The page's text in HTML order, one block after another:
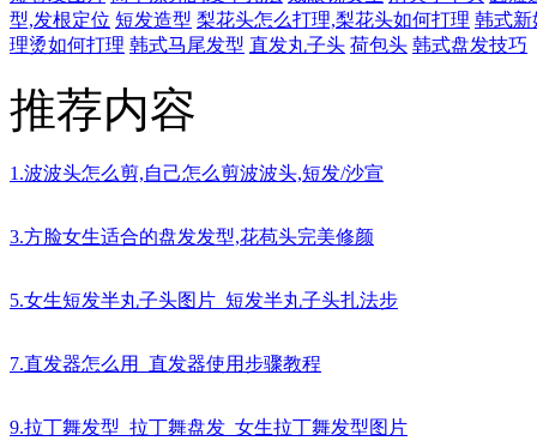
型,发根定位 短发造型 梨花头怎么打理,梨花头如何打理 韩式新
理烫如何打理 韩式马尾发型 直发丸子头 荷包头 韩式盘发技巧
推荐内容
1.波波头怎么剪,自己怎么剪波波头,短发/沙宣
3.方脸女生适合的盘发发型,花苞头完美修颜
5.女生短发半丸子头图片_短发半丸子头扎法步
7.直发器怎么用_直发器使用步骤教程
9.拉丁舞发型_拉丁舞盘发_女生拉丁舞发型图片